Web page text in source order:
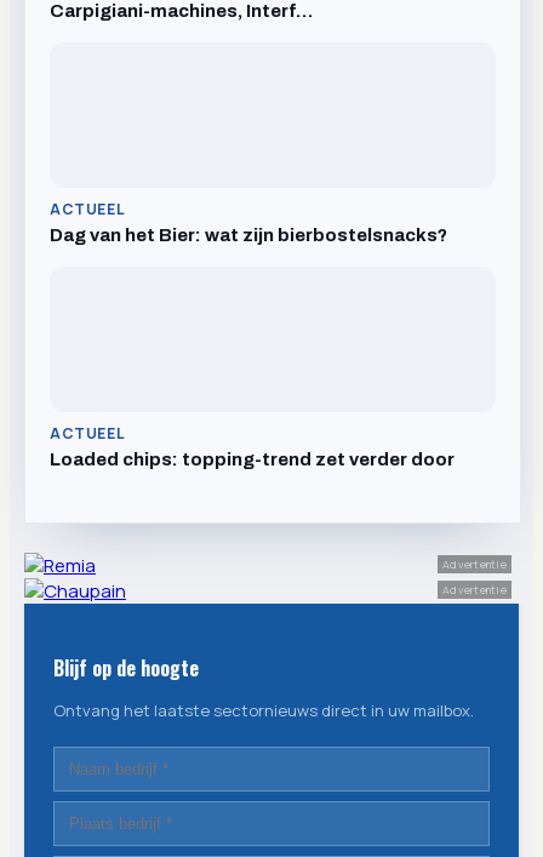
Carpigiani-machines, Interf…
ACTUEEL
Dag van het Bier: wat zijn bierbostelsnacks?
ACTUEEL
Loaded chips: topping-trend zet verder door
Advertentie
Advertentie
Blijf op de hoogte
Ontvang het laatste sectornieuws direct in uw mailbox.